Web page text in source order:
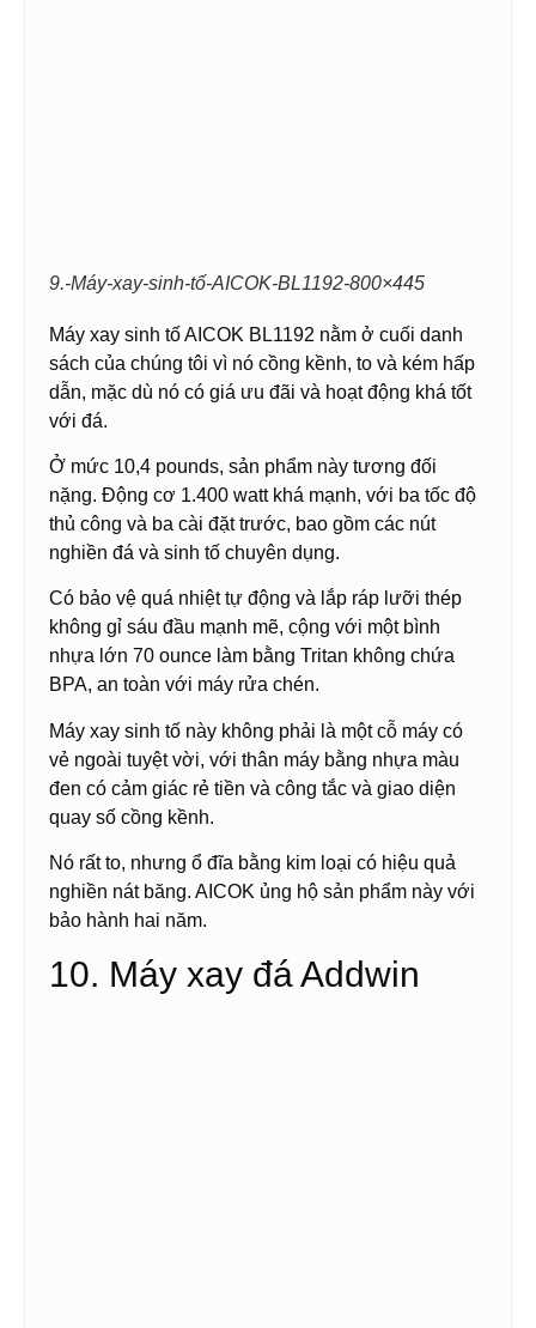
9.-Máy-xay-sinh-tố-AICOK-BL1192-800×445
Máy xay sinh tố AICOK BL1192 nằm ở cuối danh
sách của chúng tôi vì nó cồng kềnh, to và kém hấp
dẫn, mặc dù nó có giá ưu đãi và hoạt động khá tốt
với đá.
Ở mức 10,4 pounds, sản phẩm này tương đối
nặng. Động cơ 1.400 watt khá mạnh, với ba tốc độ
thủ công và ba cài đặt trước, bao gồm các nút
nghiền đá và sinh tố chuyên dụng.
Có bảo vệ quá nhiệt tự động và lắp ráp lưỡi thép
không gỉ sáu đầu mạnh mẽ, cộng với một bình
nhựa lớn 70 ounce làm bằng Tritan không chứa
BPA, an toàn với máy rửa chén.
Máy xay sinh tố này không phải là một cỗ máy có
vẻ ngoài tuyệt vời, với thân máy bằng nhựa màu
đen có cảm giác rẻ tiền và công tắc và giao diện
quay số cồng kềnh.
Nó rất to, nhưng ổ đĩa bằng kim loại có hiệu quả
nghiền nát băng. AICOK ủng hộ sản phẩm này với
bảo hành hai năm.
10. Máy xay đá Addwin